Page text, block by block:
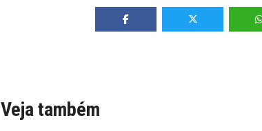
Veja também